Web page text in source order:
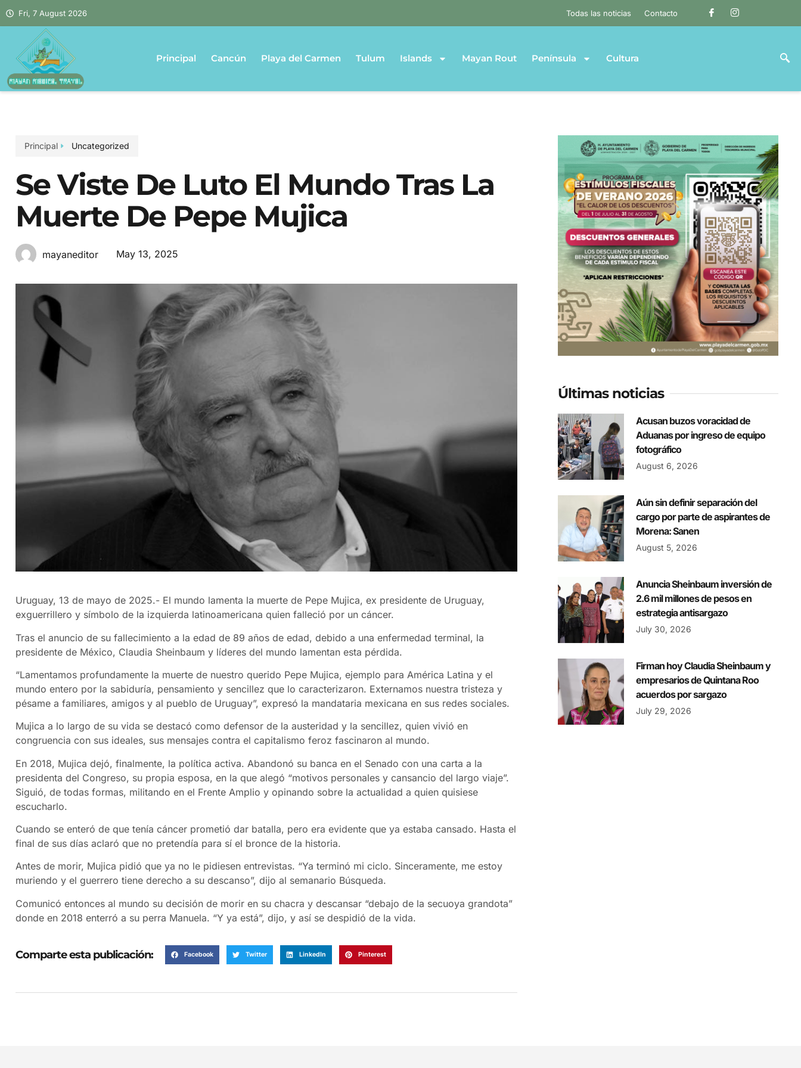
Fri, 7 August 2026 Todas las noticias Contacto
Principal Cancún Playa del Carmen Tulum Islands Mayan Rout Península Cultura
Principal Uncategorized
Se Viste De Luto El Mundo Tras La
Muerte De Pepe Mujica
mayaneditor May 13, 2025
Uruguay, 13 de mayo de 2025.- El mundo lamenta la muerte de Pepe Mujica, ex presidente de Uruguay,
exguerrillero y símbolo de la izquierda latinoamericana quien falleció por un cáncer.
Tras el anuncio de su fallecimiento a la edad de 89 años de edad, debido a una enfermedad terminal, la
presidente de México, Claudia Sheinbaum y líderes del mundo lamentan esta pérdida.
“Lamentamos profundamente la muerte de nuestro querido Pepe Mujica, ejemplo para América Latina y el
mundo entero por la sabiduría, pensamiento y sencillez que lo caracterizaron. Externamos nuestra tristeza y
pésame a familiares, amigos y al pueblo de Uruguay”, expresó la mandataria mexicana en sus redes sociales.
Mujica a lo largo de su vida se destacó como defensor de la austeridad y la sencillez, quien vivió en
congruencia con sus ideales, sus mensajes contra el capitalismo feroz fascinaron al mundo.
En 2018, Mujica dejó, finalmente, la política activa. Abandonó su banca en el Senado con una carta a la
presidenta del Congreso, su propia esposa, en la que alegó “motivos personales y cansancio del largo viaje”.
Siguió, de todas formas, militando en el Frente Amplio y opinando sobre la actualidad a quien quisiese
escucharlo.
Cuando se enteró de que tenía cáncer prometió dar batalla, pero era evidente que ya estaba cansado. Hasta el
final de sus días aclaró que no pretendía para sí el bronce de la historia.
Antes de morir, Mujica pidió que ya no le pidiesen entrevistas. “Ya terminó mi ciclo. Sinceramente, me estoy
muriendo y el guerrero tiene derecho a su descanso”, dijo al semanario Búsqueda.
Comunicó entonces al mundo su decisión de morir en su chacra y descansar “debajo de la secuoya grandota”
donde en 2018 enterró a su perra Manuela. “Y ya está”, dijo, y así se despidió de la vida.
Comparte esta publicación: Facebook Twitter LinkedIn Pinterest
Últimas noticias
Acusan buzos voracidad de
Aduanas por ingreso de equipo
fotográfico
August 6, 2026
Aún sin definir separación del
cargo por parte de aspirantes de
Morena: Sanen
August 5, 2026
Anuncia Sheinbaum inversión de
2.6 mil millones de pesos en
estrategia antisargazo
July 30, 2026
Firman hoy Claudia Sheinbaum y
empresarios de Quintana Roo
acuerdos por sargazo
July 29, 2026